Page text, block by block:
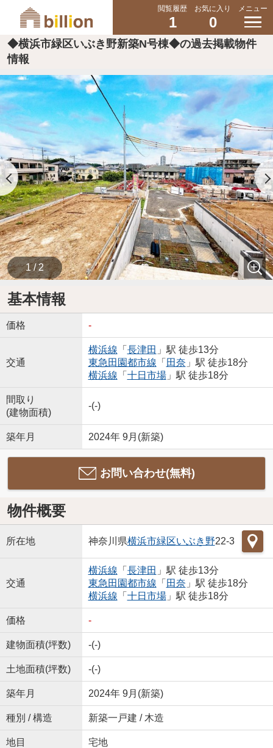
閲覧履歴
1
お気に入り
0
メニュー
◆横浜市緑区いぶき野新築N号棟◆の過去掲載物件
情報
1 / 2
基本情報
価格 -
交通
横浜線 「 長津田 」駅 徒歩13分
東急田園都市線 「 田奈 」駅 徒歩18分
横浜線 「 十日市場」駅 徒歩18分
間取り
(建物面積)
-(-)
築年月 2024年 9月(新築)
お問い合わせ(無料)
物件概要
所在地 神奈川県横浜市緑区いぶき野22-3
交通
横浜線 「 長津田 」駅 徒歩13分
東急田園都市線 「 田奈 」駅 徒歩18分
横浜線 「 十日市場」駅 徒歩18分
価格 -
建物面積(坪数) -(-)
土地面積(坪数) -(-)
築年月 2024年 9月(新築)
種別 / 構造 新築一戸建 / 木造
地目 宅地